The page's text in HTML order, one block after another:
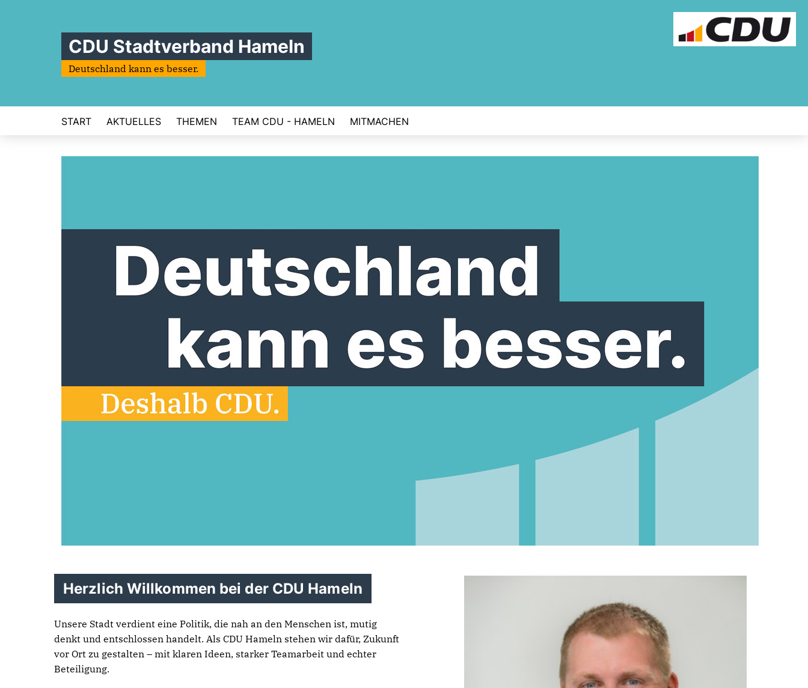
CDU Stadtverband Hameln
Deutschland kann es besser.
START AKTUELLES THEMEN TEAM CDU - HAMELN MITMACHEN
Herzlich Willkommen bei der CDU Hameln
Unsere Stadt verdient eine Politik, die nah an den Menschen ist, mutig
denkt und entschlossen handelt. Als CDU Hameln stehen wir dafür, Zukunft
vor Ort zu gestalten – mit klaren Ideen, starker Teamarbeit und echter
Beteiligung.